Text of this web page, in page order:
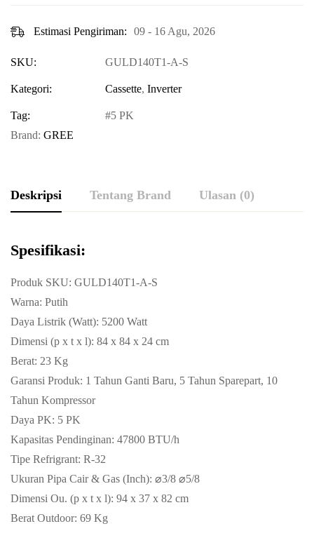
Estimasi Pengiriman: 09 - 16 Agu, 2026
SKU: GULD140T1-A-S
Kategori: Cassette, Inverter
Tag:
5 PK
Brand: GREE
Deskripsi Tentang Brand Ulasan (0)
Spesifikasi:
Produk SKU: GULD140T1-A-S
Warna: Putih
Daya Listrik (Watt): 5200 Watt
Dimensi (p x t x l): 84 x 84 x 24 cm
Berat: 23 Kg
Garansi Produk: 1 Tahun Ganti Baru, 5 Tahun Sparepart, 10
Tahun Kompressor
Daya PK: 5 PK
Kapasitas Pendinginan: 47800 BTU/h
Tipe Refrigrant: R-32
Ukuran Pipa Cair & Gas (Inch): ⌀3/8 ⌀5/8
Dimensi Ou. (p x t x l): 94 x 37 x 82 cm
Berat Outdoor: 69 Kg